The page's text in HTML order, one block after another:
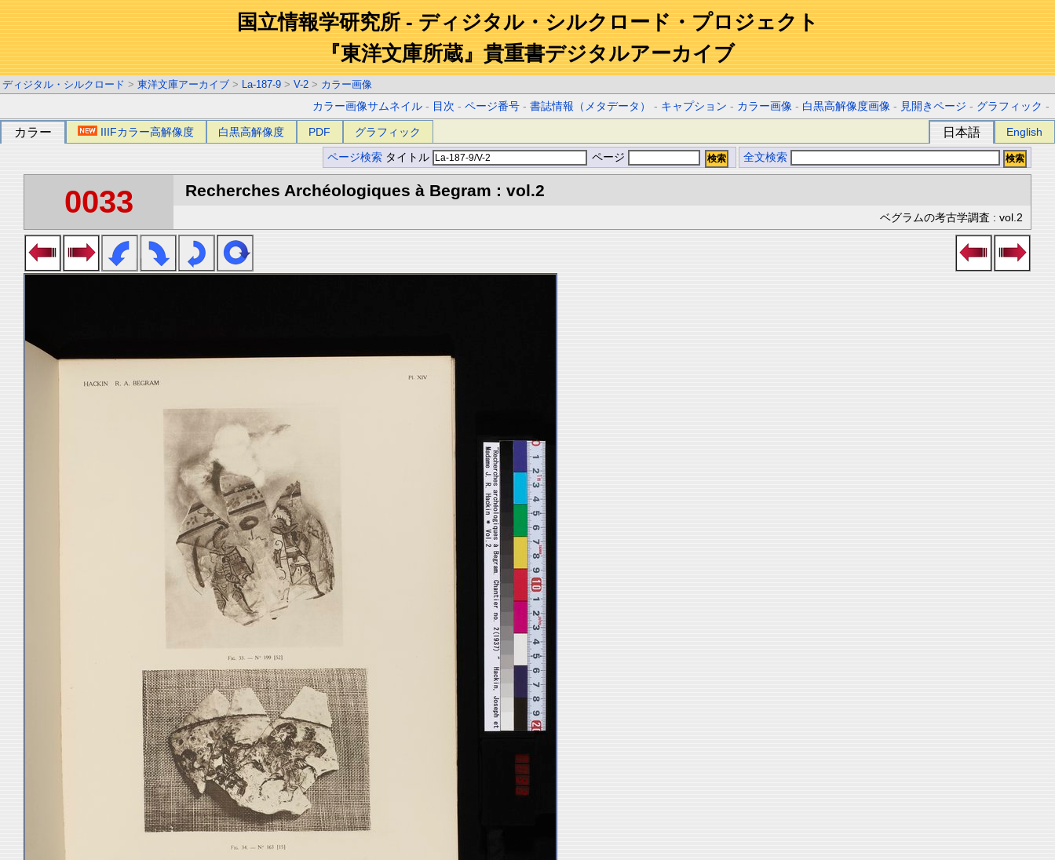
国立情報学研究所 - ディジタル・シルクロード・プロジェクト
『東洋文庫所蔵』貴重書デジタルアーカイブ
ディジタル・シルクロード > 東洋文庫アーカイブ > La-187-9 > V-2 > カラー画像
カラー画像サムネイル - 目次 -ページ番号 -書誌情報（メタデータ） - キャプション - カラー画像 - 白黒高解像度画像 - 見開きページ - グラフィック -
カラー IIIFカラー高解像度 白黒高解像度 PDF グラフィック 日本語 English
ページ検索 タイトル ページ 全文検索
0033 Recherches Archéologiques à Begram : vol.2
ベグラムの考古学調査 : vol.2